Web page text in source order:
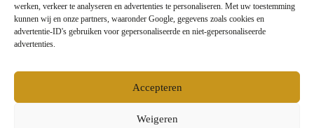
werken, verkeer te analyseren en advertenties te personaliseren. Met uw toestemming
kunnen wij en onze partners, waaronder Google, gegevens zoals cookies en
advertentie-ID's gebruiken voor gepersonaliseerde en niet-gepersonaliseerde
advertenties.
Accepteren
Weigeren
Algemene voorwaarden
Retourneren
Privacy
Contact